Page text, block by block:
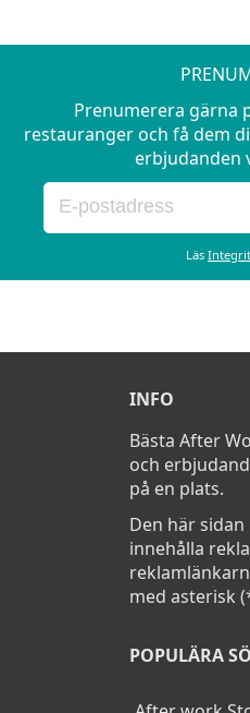
Prenumerera gärna
restauranger och få dem
erbjudanden
Läs
INFO
Bästa After
och
på en plats.
Den här sidan
innehålla
med asterisk
POPULÄRA